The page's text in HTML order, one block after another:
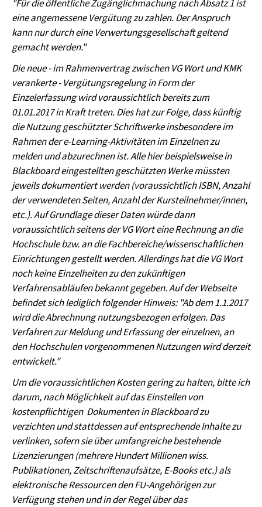
"Für die öffentliche Zugänglichmachung nach Absatz 1 ist
eine angemessene Vergütung zu zahlen. Der Anspruch
kann nur durch eine Verwertungsgesellschaft geltend
gemacht werden."
Die neue - im Rahmenvertrag zwischen VG Wort und KMK
verankerte - Vergütungsregelung in Form der
Einzelerfassung wird voraussichtlich bereits zum
01.01.2017 in Kraft treten. Dies hat zur Folge, dass künftig
die Nutzung geschützter Schriftwerke insbesondere im
Rahmen der e-Learning-Aktivitäten im Einzelnen zu
melden und abzurechnen ist. Alle hier beispielsweise in
Blackboard eingestellten geschützten Werke müssten
jeweils dokumentiert werden (voraussichtlich ISBN, Anzahl
der verwendeten Seiten, Anzahl der Kursteilnehmer/innen,
etc.). Auf Grundlage dieser Daten würde dann
voraussichtlich seitens der VG Wort eine Rechnung an die
Hochschule bzw. an die Fachbereiche/wissenschaftlichen
Einrichtungen gestellt werden. Allerdings hat die VG Wort
noch keine Einzelheiten zu den zukünftigen
Verfahrensabläufen bekannt gegeben. Auf der Webseite
befindet sich lediglich folgender Hinweis: "Ab dem 1.1.2017
wird die Abrechnung nutzungsbezogen erfolgen. Das
Verfahren zur Meldung und Erfassung der einzelnen, an
den Hochschulen vorgenommenen Nutzungen wird derzeit
entwickelt."
Um die voraussichtlichen Kosten gering zu halten, bitte ich
darum, nach Möglichkeit auf das Einstellen von
kostenpflichtigen Dokumenten in Blackboard zu
verzichten und stattdessen auf entsprechende Inhalte zu
verlinken, sofern sie über umfangreiche bestehende
Lizenzierungen (mehrere Hundert Millionen wiss.
Publikationen, Zeitschriftenaufsätze, E-Books etc.) als
elektronische Ressourcen den FU-Angehörigen zur
Verfügung stehen und in der Regel über das